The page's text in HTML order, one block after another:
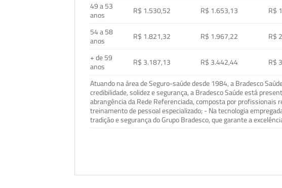
49 a 53
anos
R$ 1.530,52 R$ 1.653,13 R$
54 a 58
anos
R$ 1.821,32 R$ 1.967,22 R$
+ de 59
anos
R$ 3.187,13 R$ 3.442,44 R$
Atuando na área de Seguro-saúde desde 1984, a Bradesco
credibilidade, solidez e segurança, a Bradesco Saúde está
abrangência da Rede Referenciada, composta por
treinamento de pessoal especializado; - Na tecnologia
tradição e segurança do Grupo Bradesco, que garante a